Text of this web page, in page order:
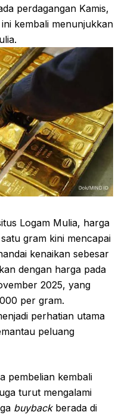
perdagangan Kamis,
kembali menunjukkan
Logam Mulia, harga
gram kini mencapai
kenaikan sebesar
dengan harga pada
2025, yang
per gram.
perhatian utama
peluang
pembelian kembali
turut mengalami
buybackberada di